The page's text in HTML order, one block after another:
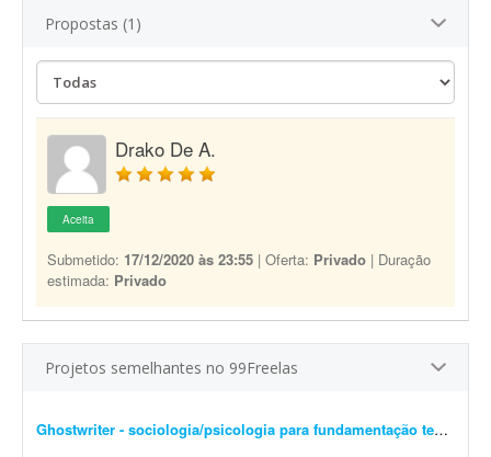
Propostas (1)
Drako De A.
Aceita
Submetido: 17/12/2020 às 23:55 | Oferta: Privado | Duração
estimada: Privado
Projetos semelhantes no 99Freelas
Ghostwriter - sociologia/psicologia para fundamentação teórica